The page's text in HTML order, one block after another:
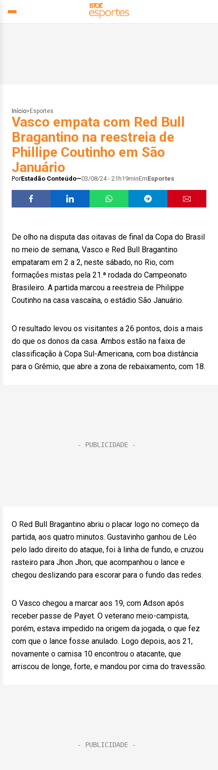
Início> Esportes
Vasco empata com Red Bull
Bragantino na reestreia de
Phillipe Coutinho em São
Januário
PorEstadão Conteúdo 03/08/24 - 21h19minEmEsportes
De olho na disputa das oitavas de final da Copa do Brasil
no meio de semana, Vasco e Red Bull Bragantino
empataram em 2 a 2, neste sábado, no Rio, com
formações mistas pela 21.ª rodada do Campeonato
Brasileiro. A partida marcou a reestreia de Philippe
Coutinho na casa vascaína, o estádio São Januário.
O resultado levou os visitantes a 26 pontos, dois a mais
do que os donos da casa. Ambos estão na faixa de
classificação à Copa Sul-Americana, com boa distância
para o Grêmio, que abre a zona de rebaixamento, com 18.
O Red Bull Bragantino abriu o placar logo no começo da
partida, aos quatro minutos. Gustavinho ganhou de Léo
pelo lado direito do ataque, foi à linha de fundo, e cruzou
rasteiro para Jhon Jhon, que acompanhou o lance e
chegou deslizando para escorar para o fundo das redes.
O Vasco chegou a marcar aos 19, com Adson após
receber passe de Payet. O veterano meio-campista,
porém, estava impedido na origem da jogada, o que fez
com que o lance fosse anulado. Logo depois, aos 21,
novamente o camisa 10 encontrou o atacante, que
arriscou de longe, forte, e mandou por cima do travessão.